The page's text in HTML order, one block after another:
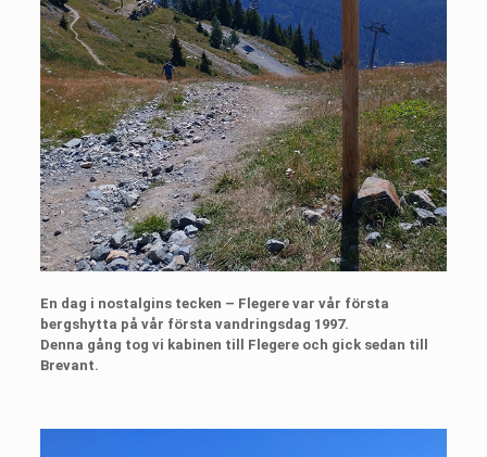
En dag i nostalgins tecken – Flegere var vår första
bergshytta på vår första vandringsdag 1997.
Denna gång tog vi kabinen till Flegere och gick sedan till
Brevant.